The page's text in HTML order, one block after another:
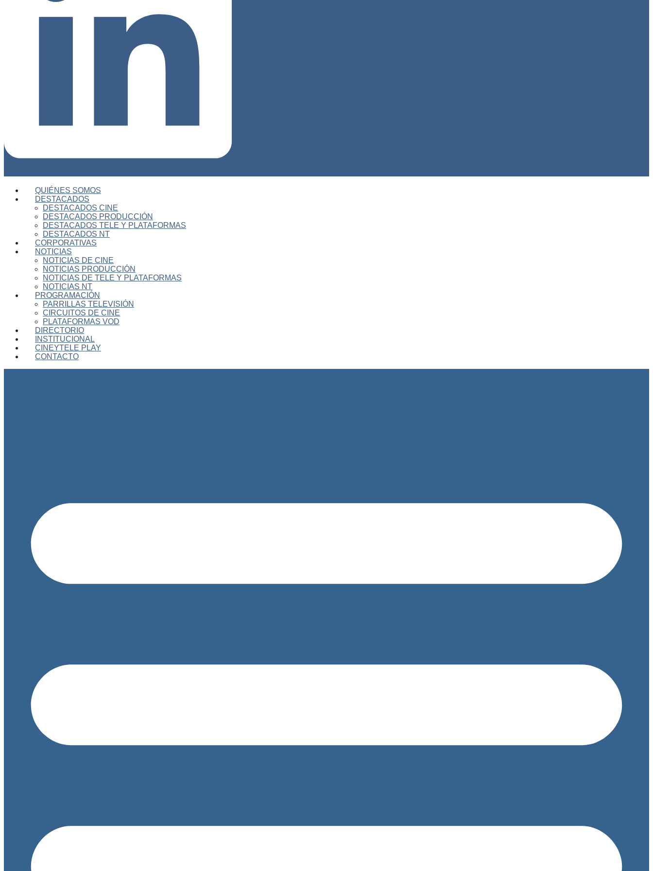
QUIÉNES SOMOS
DESTACADOS
DESTACADOS CINE
DESTACADOS PRODUCCIÓN
DESTACADOS TELE Y PLATAFORMAS
DESTACADOS NT
CORPORATIVAS
NOTICIAS
NOTICIAS DE CINE
NOTICIAS PRODUCCIÓN
NOTICIAS DE TELE Y PLATAFORMAS
NOTICIAS NT
PROGRAMACIÓN
PARRILLAS TELEVISIÓN
CIRCUITOS DE CINE
PLATAFORMAS VOD
DIRECTORIO
INSTITUCIONAL
CINEYTELE PLAY
CONTACTO